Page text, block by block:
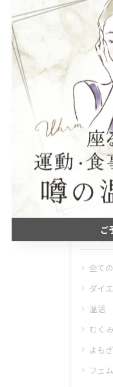
ダイエット 温活 むくみ よ
< 前のページ
#
#水素酸
カ
全て
ダイ
温活
むくみ
よも
フェ
ご